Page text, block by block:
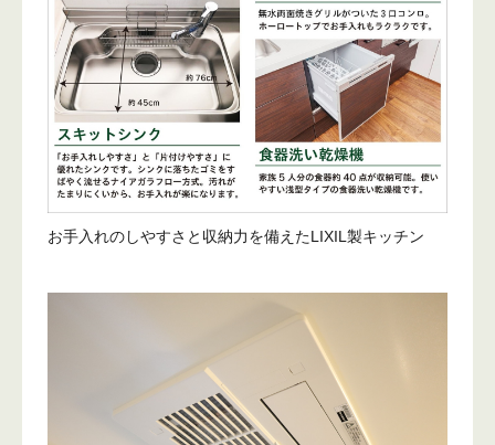
お手入れのしやすさと収納力を備えたLIXIL製キッチン